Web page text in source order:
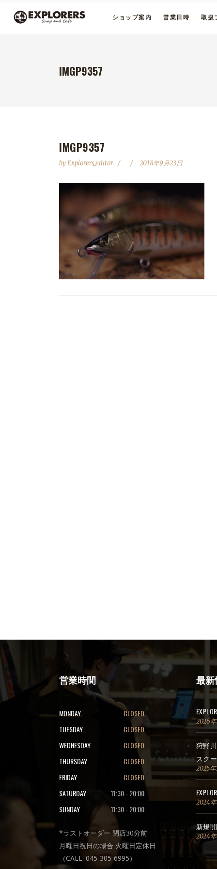
ショップ案内 営業日時 取扱
IMGP9357
IMGP9357
byExplorers_editor 2018年9月23日
営業時間
MONDAY
CLOSED
TUESDAY
CLOSED
WEDNESDAY
CLOSED
THURSDAY
CLOSED
FRIDAY
CLOSED
SATURDAY
11:30- 20:00
SUNDAY
11:30- 20:00
*ラストオーダー 閉店30分前
月曜日祝日の場合 火曜日定休日
（CALL: 045-305-6995）
最
2026
狩野
スク
2025
2024
新規
2024